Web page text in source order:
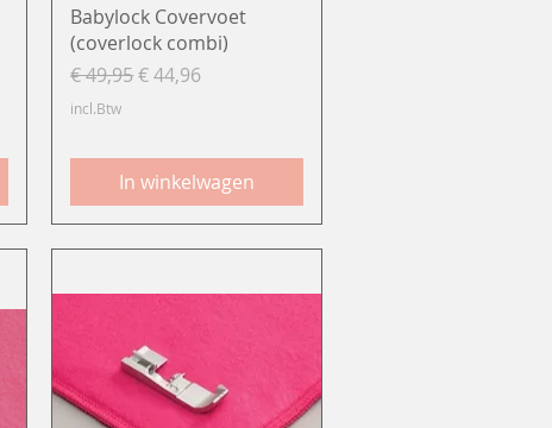
Snel overzicht
Babylock Covervoet
(coverlock combi)
Normale prijs
€ 49,95Verkoopprijs
€ 44,96
incl.Btw
In winkelwagen